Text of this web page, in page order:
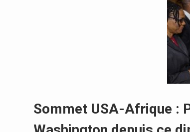
Sommet USA-Afrique :